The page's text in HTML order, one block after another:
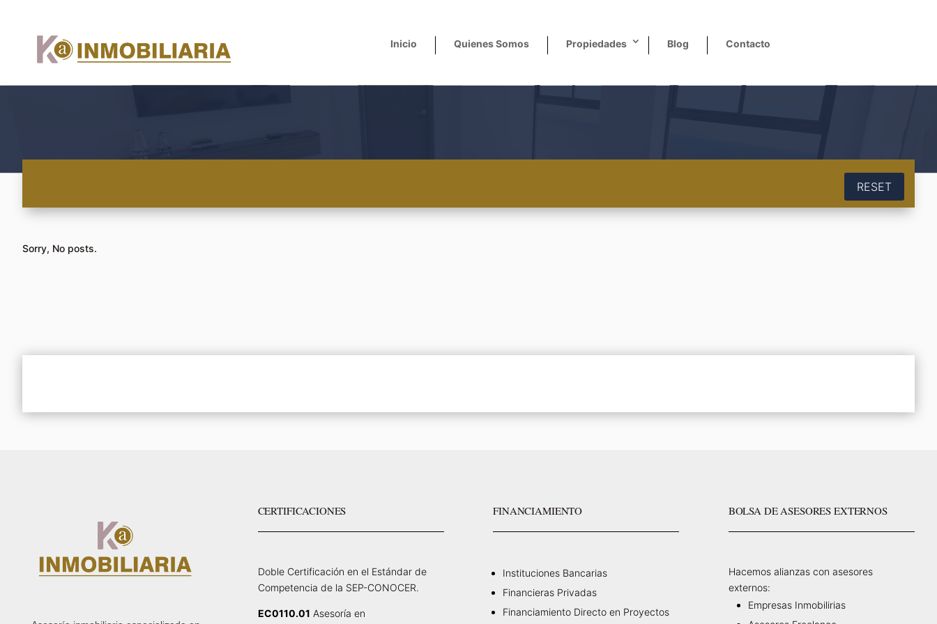
Inicio Quienes Somos Propiedades Blog Contacto
RESET
Sorry, No posts.
CERTIFICACIONES
Doble Certificación en el Estándar de
Competencia de la SEP-CONOCER.
EC0110.01 Asesoría en
FINANCIAMIENTO
Instituciones Bancarias
Financieras Privadas
Financiamiento Directo en Proyectos
BOLSA DE ASESORES EXTERNOS
Hacemos alianzas con asesores
externos:
Empresas Inmobilirias